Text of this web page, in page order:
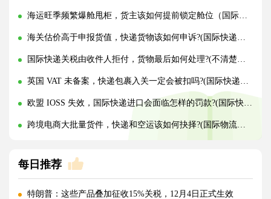
海运旺季频繁爆舱甩柜，货主该如何提前锁定舱位（国际海运干货知识分享）
海关估价高于申报货值，快递货物该如何申诉?(国际快递干货知识分享)
国际快递关税由收件人拒付，货物最后如何处理?(不清楚的外贸人看过来)
英国 VAT 未备案，快递包裹入关一定会被扣吗?(国际快递干货知识分享)
欧盟 IOSS 失效，国际快递进口会面临怎样的罚款?(国际快递干货知识分享)
跨境电商大批量货件，快递和空运该如何抉择?(国际物流干货知识分享)
每日推荐
特朗普：这些产品叠加征收15%关税，12月4日正式生效